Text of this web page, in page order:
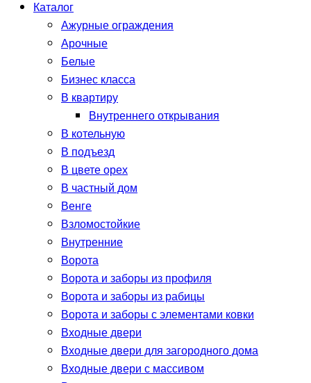
Каталог
Ажурные ограждения
Арочные
Белые
Бизнес класса
В квартиру
Внутреннего открывания
В котельную
В подъезд
В цвете орех
В частный дом
Венге
Взломостойкие
Внутренние
Ворота
Ворота и заборы из профиля
Ворота и заборы из рабицы
Ворота и заборы с элементами ковки
Входные двери
Входные двери для загородного дома
Входные двери с массивом